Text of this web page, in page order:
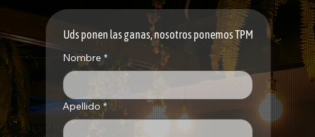
Uds ponen las ganas, nosotros ponemos TPM
Nombre *
Apellido *